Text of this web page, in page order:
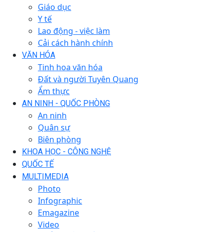
Giáo dục
Y tế
Lao động - việc làm
Cải cách hành chính
VĂN HÓA
Tinh hoa văn hóa
Đất và người Tuyên Quang
Ẩm thực
AN NINH - QUỐC PHÒNG
An ninh
Quân sự
Biên phòng
KHOA HỌC - CÔNG NGHỆ
QUỐC TẾ
MULTIMEDIA
Photo
Infographic
Emagazine
Video